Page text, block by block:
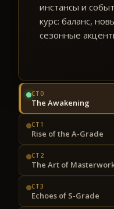
инстансы и
курс: баланс,
сезонные
CT0
The Awakening
CT1
Rise of the A-Grade
CT2
The Art of
CT3
Echoes of S-Grade